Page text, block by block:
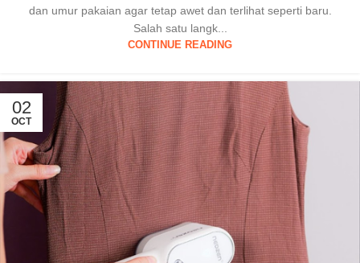
dan umur pakaian agar tetap awet dan terlihat seperti baru.
Salah satu langk...
CONTINUE READING
02
OCT